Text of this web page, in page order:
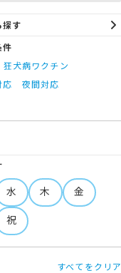
探す
件
狂犬病ワクチン
応
夜間対応
水 木
金
祝
すべてをクリア